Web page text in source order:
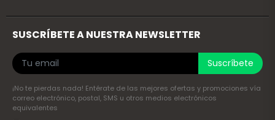
SUSCRÍBETE A NUESTRA NEWSLETTER
Suscríbete
¡No te pierdas nada! Entérate de las mejores ofertas y promociones vía
correo electrónico, postal, SMS u otros medios electrónicos
equivalentes